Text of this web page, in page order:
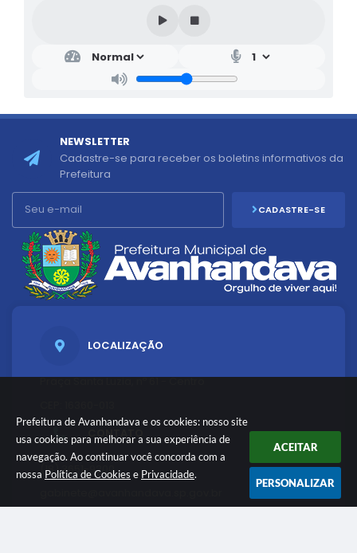
Prefeitura de Avanhandava e os cookies: nosso site
usa cookies para melhorar a sua experiência de
navegação. Ao continuar você concorda com a
nossa Política de Cookies e Privacidade.
ACEITAR
PERSONALIZAR
LOCALIZAÇÃO
Praça Santa Luzia, nº 61 - Centro
CONTATO
(18) 3651-9200
NEWSLETTER
Cadastre-se para receber os boletins informativos da
Prefeitura
CADASTRE-SE